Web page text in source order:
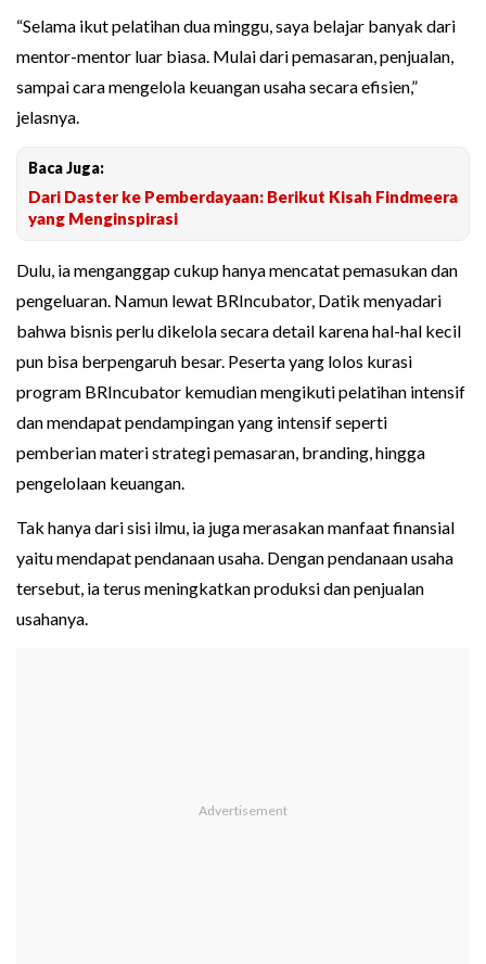
“Selama ikut pelatihan dua minggu, saya belajar banyak dari
mentor-mentor luar biasa. Mulai dari pemasaran, penjualan,
sampai cara mengelola keuangan usaha secara efisien,”
jelasnya.
Baca Juga:
Dari Daster ke Pemberdayaan: Berikut Kisah Findmeera
yang Menginspirasi
Dulu, ia menganggap cukup hanya mencatat pemasukan dan
pengeluaran. Namun lewat BRIncubator, Datik menyadari
bahwa bisnis perlu dikelola secara detail karena hal-hal kecil
pun bisa berpengaruh besar. Peserta yang lolos kurasi
program BRIncubator kemudian mengikuti pelatihan intensif
dan mendapat pendampingan yang intensif seperti
pemberian materi strategi pemasaran, branding, hingga
pengelolaan keuangan.
Tak hanya dari sisi ilmu, ia juga merasakan manfaat finansial
yaitu mendapat pendanaan usaha. Dengan pendanaan usaha
tersebut, ia terus meningkatkan produksi dan penjualan
usahanya.